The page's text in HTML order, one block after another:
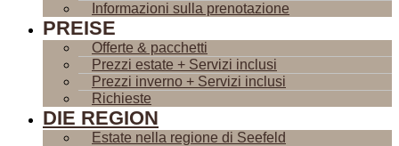
Informazioni sulla prenotazione
PREISE
Offerte & pacchetti
Prezzi estate + Servizi inclusi
Prezzi inverno + Servizi inclusi
Richieste
DIE REGION
Estate nella regione di Seefeld